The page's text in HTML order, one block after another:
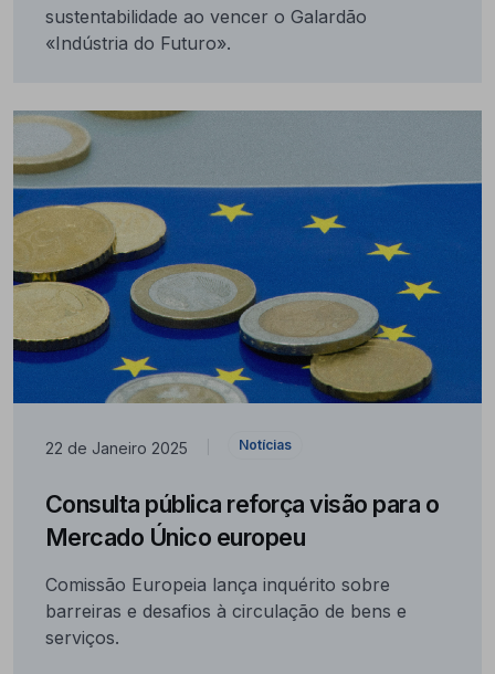
sustentabilidade ao vencer o Galardão
«Indústria do Futuro».
22 de Janeiro 2025 Notícias
Consulta pública reforça visão para o
Mercado Único europeu
Comissão Europeia lança inquérito sobre
barreiras e desafios à circulação de bens e
serviços.